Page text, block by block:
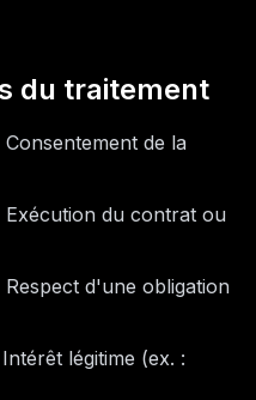
du traitement
Consentement de la
Exécution du contrat ou
Respect d'une obligation
Intérêt légitime (ex. :